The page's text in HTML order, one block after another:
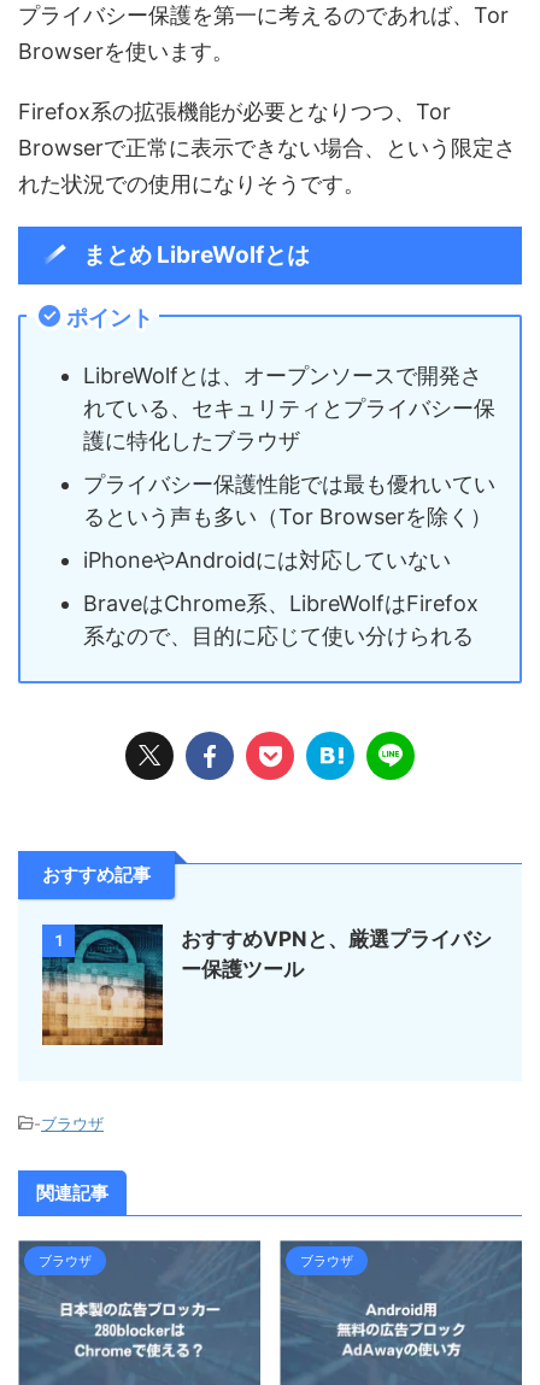
プライバシー保護を第一に考えるのであれば、Tor
Browserを使います。
Firefox系の拡張機能が必要となりつつ、Tor
Browserで正常に表示できない場合、という限定さ
れた状況での使用になりそうです。
まとめ LibreWolfとは
ポイント
LibreWolfとは、オープンソースで開発さ
れている、セキュリティとプライバシー保
護に特化したブラウザ
プライバシー保護性能では最も優れいてい
るという声も多い（Tor Browserを除く）
iPhoneやAndroidには対応していない
BraveはChrome系、LibreWolfはFirefox
系なので、目的に応じて使い分けられる
おすすめ記事
1
おすすめVPNと、厳選プライバシ
ー保護ツール
-ブラウザ
関連記事
ブラウザ ブラウザ